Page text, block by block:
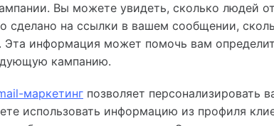
Вы можете увидеть, сколько людей
сделано на ссылки в вашем сообщении,
Эта информация может помочь вам
кампанию.
маркетинг позволяет персонализировать
использовать информацию из профиля